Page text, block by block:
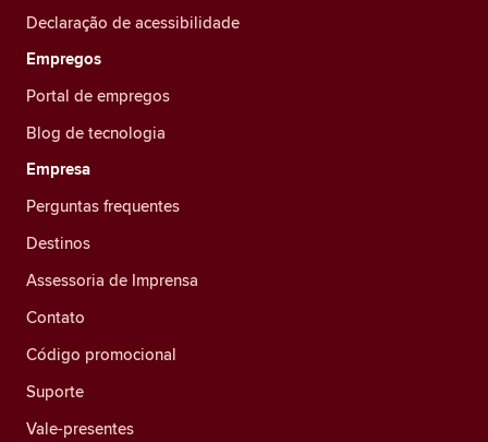
Declaração de acessibilidade
Empregos
Portal de empregos
Blog de tecnologia
Empresa
Perguntas frequentes
Destinos
Assessoria de Imprensa
Contato
Código promocional
Suporte
Vale-presentes